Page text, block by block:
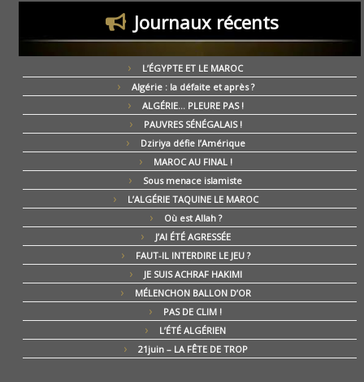
Journaux récents
L’ÉGYPTE ET LE MAROC
Algérie : la défaite et après ?
ALGÉRIE… PLEURE PAS !
PAUVRES SÉNÉGALAIS !
Dziriya défie l’Amérique
MAROC AU FINAL !
Sous menace islamiste
L’ALGÉRIE TAQUINE LE MAROC
Où est Allah ?
J’AI ÉTÉ AGRESSÉE
FAUT-IL INTERDIRE LE JEU ?
JE SUIS ACHRAF HAKIMI
MÉLENCHON BALLON D’OR
PAS DE CLIM !
L’ÉTÉ ALGÉRIEN
21juin – LA FÊTE DE TROP